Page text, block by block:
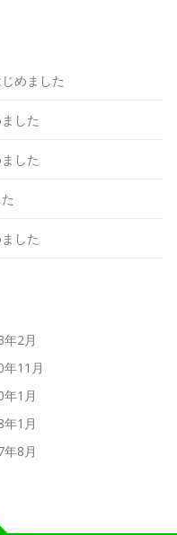
めました
した
ました
した
年2月
年11月
年1月
年1月
年8月